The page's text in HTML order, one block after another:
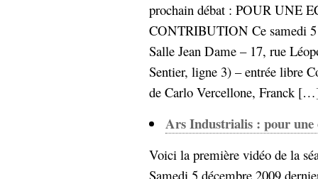
prochain débat : POUR UNE
CONTRIBUTION Ce samedi 5
Salle Jean Dame – 17, rue
Sentier, ligne 3) – entrée libre
de Carlo Vercellone, Franck
Ars Industrialis : pour une
Voici la première vidéo de la
Samedi 5 décembre 2009